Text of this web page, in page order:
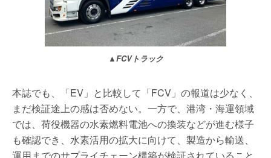
▲FCVトラック
本誌でも、「EV」と比較して「FCV」の報道は少なく、
まだ検証途上の感は否めない。一方で、港湾・海運領域
では、荷役機器の水素燃料電池への換装などが進む様子
も確認でき、水素活用の拡大に向けて、製造から輸送、